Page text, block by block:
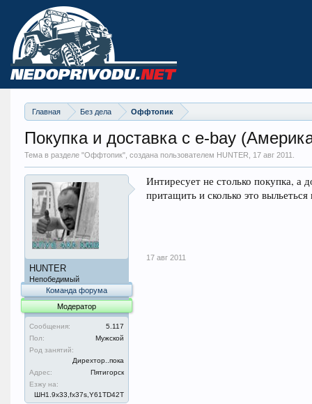
Главная Без дела Оффтопик
Покупка и доставка с e-bay
Тема в разделе "Оффтопик", создана пользователем HUNTER, 17 авг 2011
HUNTER
Непобедимый
Команда форума
Модератор
Сообщения:
5.117
Пол:
Мужской
Род занятий:
Дирехтор..пока
Адрес:
Пятигорск
Езжу на:
ШН1.9x33,fx37s,Y61TD42T
Интиресует не столько покупка, а
притащить и сколько это
17 авг 2011